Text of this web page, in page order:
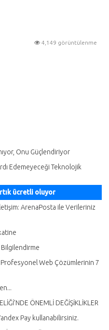
4,149 görüntülenme
Onu Güçlendiriyor
Edemeyeceği Teknolojik
ücretli oluyor
ArenaPosta ile Verileriniz
Bilgilendirme
Profesyonel Web Çözümlerinin 7
ÖNEMLİ DEĞİŞİKLİKLER
Pay kullanabilirsiniz.